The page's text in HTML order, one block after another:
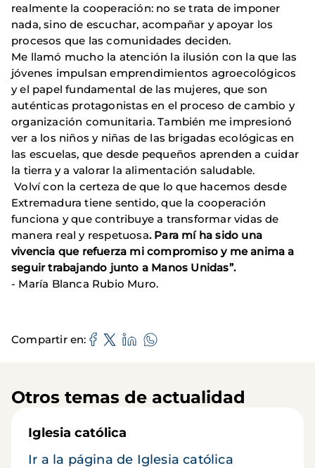
realmente la cooperación: no se trata de imponer
nada, sino de escuchar, acompañar y apoyar los
procesos que las comunidades deciden.
Me llamó mucho la atención la ilusión con la que las
jóvenes impulsan emprendimientos agroecológicos
y el papel fundamental de las mujeres, que son
auténticas protagonistas en el proceso de cambio y
organización comunitaria. También me impresionó
ver a los niños y niñas de las brigadas ecológicas en
las escuelas, que desde pequeños aprenden a cuidar
la tierra y a valorar la alimentación saludable.
Volví con la certeza de que lo que hacemos desde
Extremadura tiene sentido, que la cooperación
funciona y que contribuye a transformar vidas de
manera real y respetuosa. Para mí ha sido una
vivencia que refuerza mi compromiso y me anima a
seguir trabajando junto a Manos Unidas”.
- María Blanca Rubio Muro.
Compartir en
Otros temas de actualidad
Iglesia católica
Ir a la página de Iglesia católica